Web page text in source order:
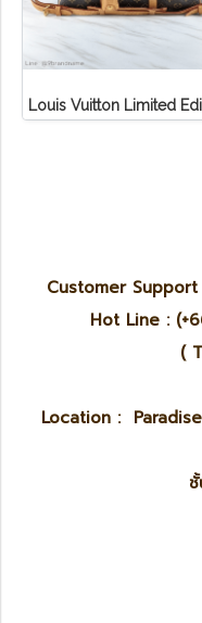
Customer
Hot Line :
(
Location :